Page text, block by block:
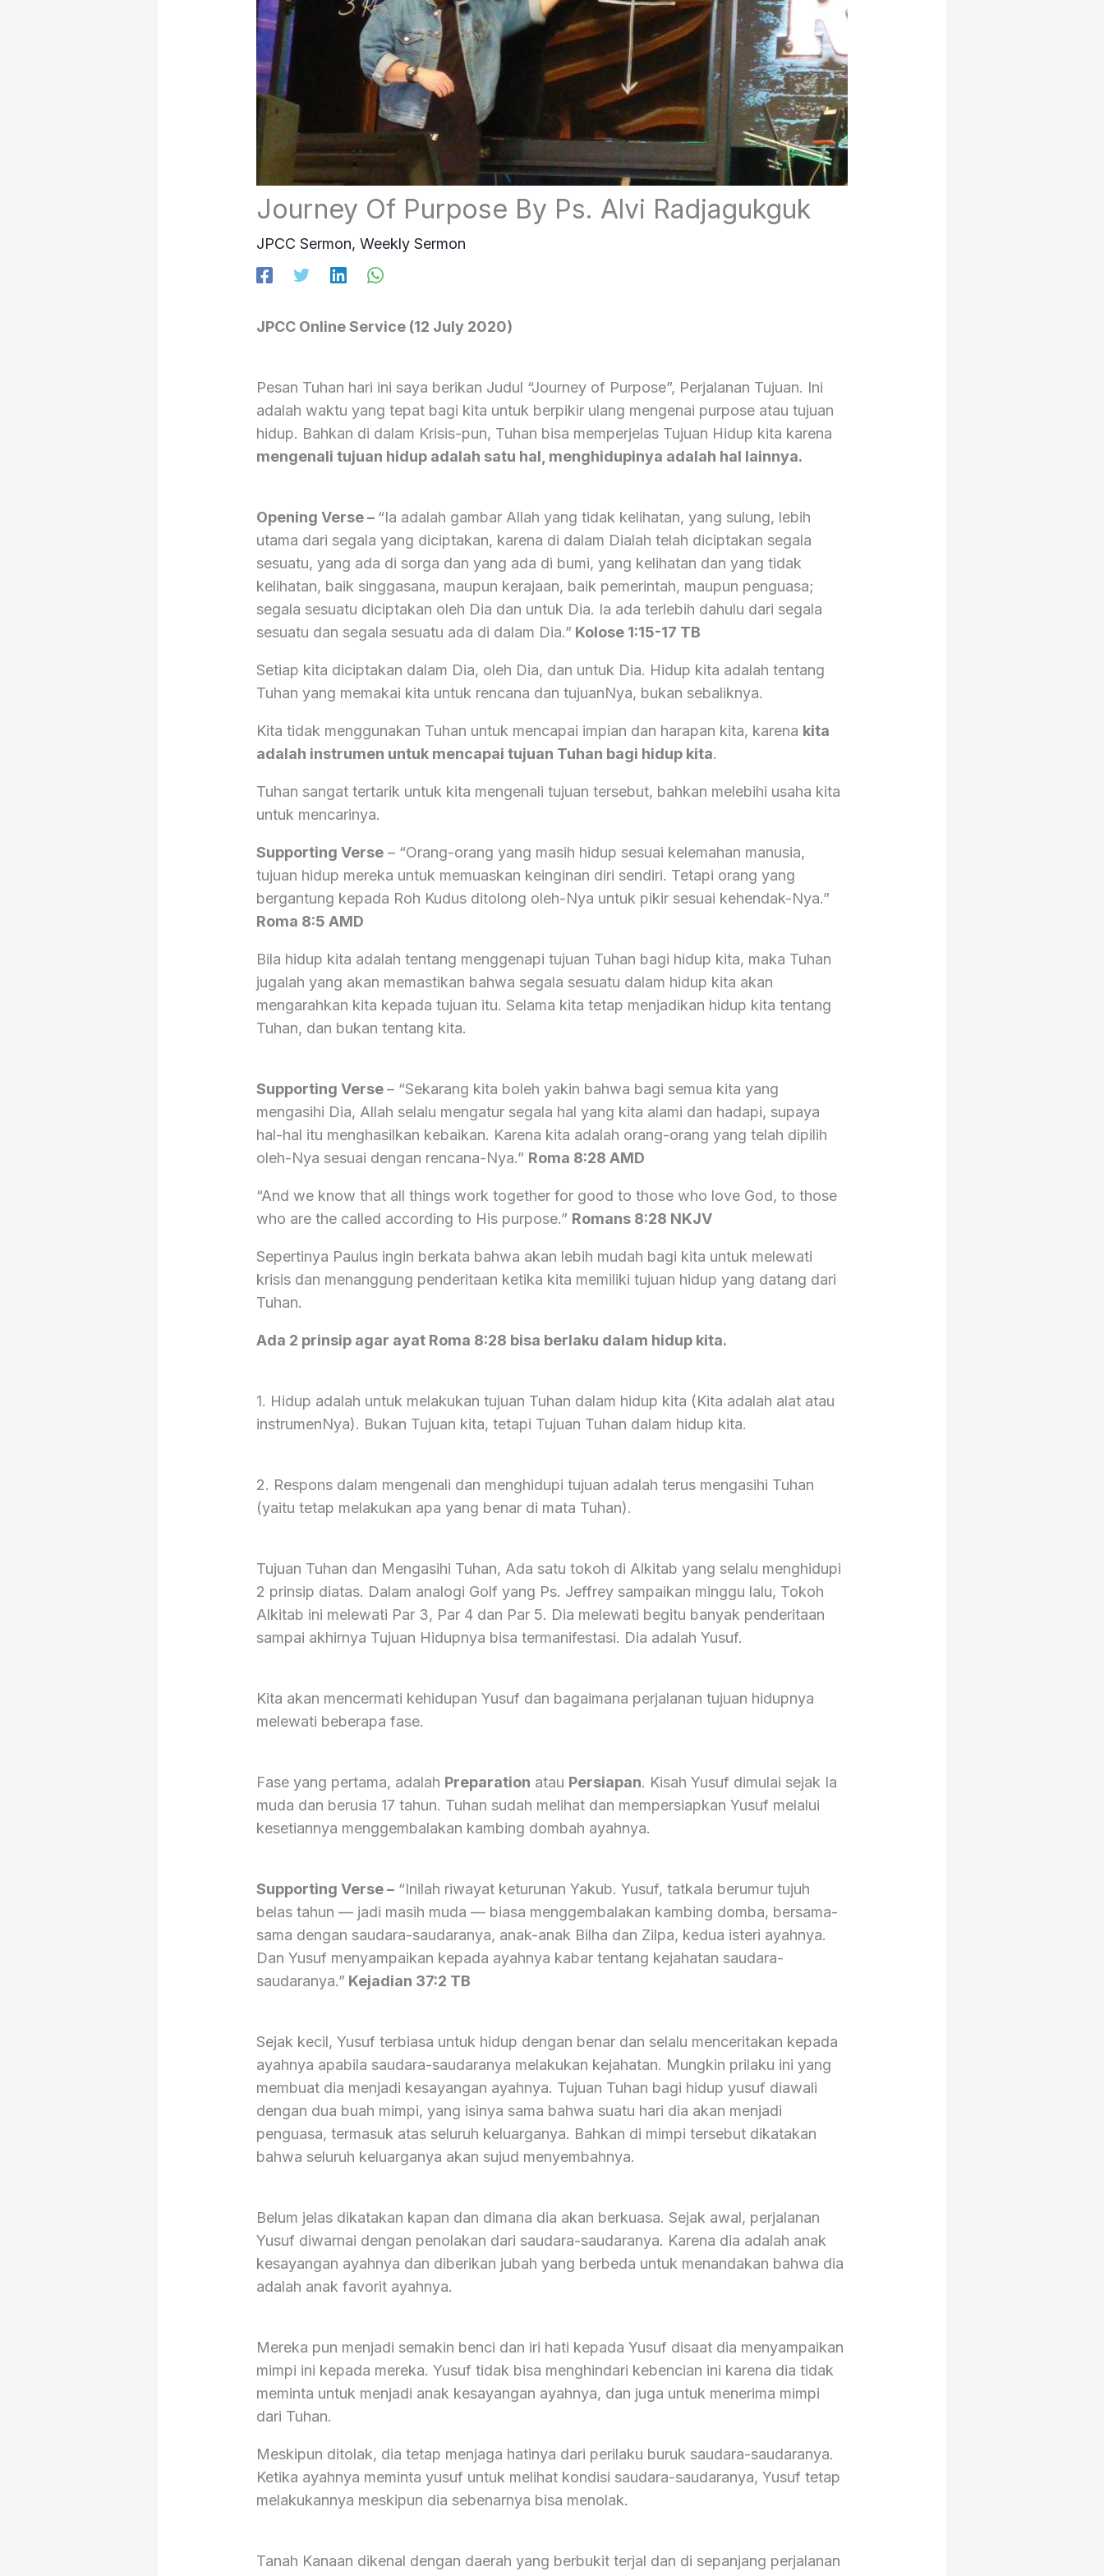
Journey Of Purpose By Ps. Alvi Radjagukguk
JPCC Sermon,Weekly Sermon
JPCC Online Service (12 July 2020)
Pesan Tuhan hari ini saya berikan Judul “Journey of Purpose”, Perjalanan Tujuan. Ini
adalah waktu yang tepat bagi kita untuk berpikir ulang mengenai purpose atau tujuan
hidup. Bahkan di dalam Krisis-pun, Tuhan bisa memperjelas Tujuan Hidup kita karena
mengenali tujuan hidup adalah satu hal, menghidupinya adalah hal lainnya.
Opening Verse – “Ia adalah gambar Allah yang tidak kelihatan, yang sulung, lebih
utama dari segala yang diciptakan, karena di dalam Dialah telah diciptakan segala
sesuatu, yang ada di sorga dan yang ada di bumi, yang kelihatan dan yang tidak
kelihatan, baik singgasana, maupun kerajaan, baik pemerintah, maupun penguasa;
segala sesuatu diciptakan oleh Dia dan untuk Dia. Ia ada terlebih dahulu dari segala
sesuatu dan segala sesuatu ada di dalam Dia.” Kolose‬ ‭1:15-17‬ ‭TB‬‬
Setiap kita diciptakan dalam Dia, oleh Dia, dan untuk Dia. Hidup kita adalah tentang
Tuhan yang memakai kita untuk rencana dan tujuanNya, bukan sebaliknya.
Kita tidak menggunakan Tuhan untuk mencapai impian dan harapan kita, karena kita
adalah instrumen untuk mencapai tujuan Tuhan bagi hidup kita.
Tuhan sangat tertarik untuk kita mengenali tujuan tersebut, bahkan melebihi usaha kita
untuk mencarinya.
Supporting Verse – “Orang-orang yang masih hidup sesuai kelemahan manusia,
tujuan hidup mereka untuk memuaskan keinginan diri sendiri. Tetapi orang yang
bergantung kepada Roh Kudus ditolong oleh-Nya untuk pikir sesuai kehendak-Nya.”
Roma‬ ‭8:5‬ ‭AMD‬‬
Bila hidup kita adalah tentang menggenapi tujuan Tuhan bagi hidup kita, maka Tuhan
jugalah yang akan memastikan bahwa segala sesuatu dalam hidup kita akan
mengarahkan kita kepada tujuan itu. Selama kita tetap menjadikan hidup kita tentang
Tuhan, dan bukan tentang kita.
Supporting Verse– “Sekarang kita boleh yakin bahwa bagi semua kita yang
mengasihi Dia, Allah selalu mengatur segala hal yang kita alami dan hadapi, supaya
hal-hal itu menghasilkan kebaikan. Karena kita adalah orang-orang yang telah dipilih
oleh-Nya sesuai dengan rencana-Nya.” Roma‬ ‭8:28‬ ‭AMD
“And we know that all things work together for good to those who love God, to those
who are the called according to His purpose.” Romans‬ ‭8:28‬ ‭NKJV‬‬
Sepertinya Paulus ingin berkata bahwa akan lebih mudah bagi kita untuk melewati
krisis dan menanggung penderitaan ketika kita memiliki tujuan hidup yang datang dari
Tuhan.
Ada 2 prinsip agar ayat Roma 8:28 bisa berlaku dalam hidup kita.
1. Hidup adalah untuk melakukan tujuan Tuhan dalam hidup kita (Kita adalah alat atau
instrumenNya). Bukan Tujuan kita, tetapi Tujuan Tuhan dalam hidup kita.
2. Respons dalam mengenali dan menghidupi tujuan adalah terus mengasihi Tuhan
(yaitu tetap melakukan apa yang benar di mata Tuhan).
Tujuan Tuhan dan Mengasihi Tuhan, Ada satu tokoh di Alkitab yang selalu menghidupi
2 prinsip diatas. Dalam analogi Golf yang Ps. Jeffrey sampaikan minggu lalu, Tokoh
Alkitab ini melewati Par 3, Par 4 dan Par 5. Dia melewati begitu banyak penderitaan
sampai akhirnya Tujuan Hidupnya bisa termanifestasi. Dia adalah Yusuf.
Kita akan mencermati kehidupan Yusuf dan bagaimana perjalanan tujuan hidupnya
melewati beberapa fase.
Fase yang pertama, adalah Preparation atau Persiapan. Kisah Yusuf dimulai sejak Ia
muda dan berusia 17 tahun. Tuhan sudah melihat dan mempersiapkan Yusuf melalui
kesetiannya menggembalakan kambing dombah ayahnya.
Supporting Verse – “Inilah riwayat keturunan Yakub. Yusuf, tatkala berumur tujuh
belas tahun — jadi masih muda — biasa menggembalakan kambing domba, bersama-
sama dengan saudara-saudaranya, anak-anak Bilha dan Zilpa, kedua isteri ayahnya.
Dan Yusuf menyampaikan kepada ayahnya kabar tentang kejahatan saudara-
saudaranya.” Kejadian‬ ‭37:2‬ ‭TB‬‬
Sejak kecil, Yusuf terbiasa untuk hidup dengan benar dan selalu menceritakan kepada
ayahnya apabila saudara-saudaranya melakukan kejahatan. Mungkin prilaku ini yang
membuat dia menjadi kesayangan ayahnya. Tujuan Tuhan bagi hidup yusuf diawali
dengan dua buah mimpi, yang isinya sama bahwa suatu hari dia akan menjadi
penguasa, termasuk atas seluruh keluarganya. Bahkan di mimpi tersebut dikatakan
bahwa seluruh keluarganya akan sujud menyembahnya.
Belum jelas dikatakan kapan dan dimana dia akan berkuasa. Sejak awal, perjalanan
Yusuf diwarnai dengan penolakan dari saudara-saudaranya. Karena dia adalah anak
kesayangan ayahnya dan diberikan jubah yang berbeda untuk menandakan bahwa dia
adalah anak favorit ayahnya.
Mereka pun menjadi semakin benci dan iri hati kepada Yusuf disaat dia menyampaikan
mimpi ini kepada mereka. Yusuf tidak bisa menghindari kebencian ini karena dia tidak
meminta untuk menjadi anak kesayangan ayahnya, dan juga untuk menerima mimpi
dari Tuhan.
Meskipun ditolak, dia tetap menjaga hatinya dari perilaku buruk saudara-saudaranya.
Ketika ayahnya meminta yusuf untuk melihat kondisi saudara-saudaranya, Yusuf tetap
melakukannya meskipun dia sebenarnya bisa menolak.
Tanah Kanaan dikenal dengan daerah yang berbukit terjal dan di sepanjang perjalanan